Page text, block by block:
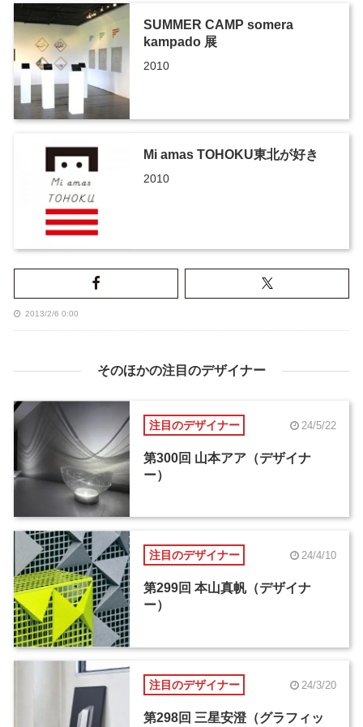
SUMMER CAMP somera
kampado 展
2010
Mi amas TOHOKU東北が好き
2010
2013/2/6 0:00
そのほかの注目のデザイナー
注目のデザイナー 24/5/22
第300回 山本アア（デザイナ
ー）
注目のデザイナー 24/4/10
第299回 本山真帆（デザイナ
ー）
注目のデザイナー 24/3/20
第298回 三星安澄（グラフィッ